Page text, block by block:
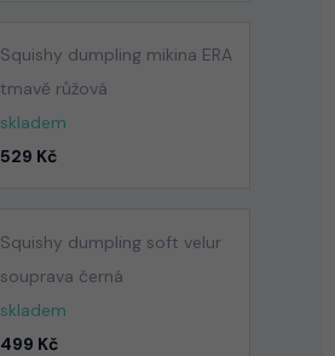
Squishy dumpling mikina ERA
tmavě růžová
skladem
529 Kč
Squishy dumpling soft velur
souprava černá
skladem
499 Kč